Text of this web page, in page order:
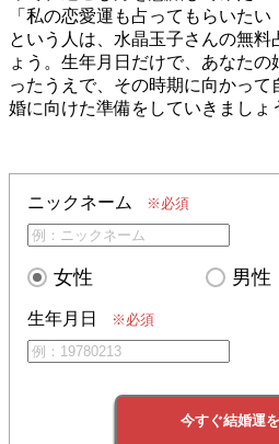
「私の恋愛運も占ってもらいたい
という人は、水晶玉子さんの無料
ょう。生年月日だけで、あなた
ったうえで、その時期に向かっ
婚に向けた準備をしていきましょ
ニックネーム ※必須
女性 男性
生年月日 ※必須
今すぐ結婚運